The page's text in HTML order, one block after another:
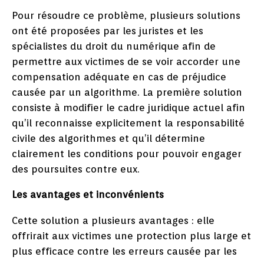
Pour résoudre ce problème, plusieurs solutions
ont été proposées par les juristes et les
spécialistes du droit du numérique afin de
permettre aux victimes de se voir accorder une
compensation adéquate en cas de préjudice
causée par un algorithme. La première solution
consiste à modifier le cadre juridique actuel afin
qu’il reconnaisse explicitement la responsabilité
civile des algorithmes et qu’il détermine
clairement les conditions pour pouvoir engager
des poursuites contre eux.
Les avantages et inconvénients
Cette solution a plusieurs avantages : elle
offrirait aux victimes une protection plus large et
plus efficace contre les erreurs causée par les